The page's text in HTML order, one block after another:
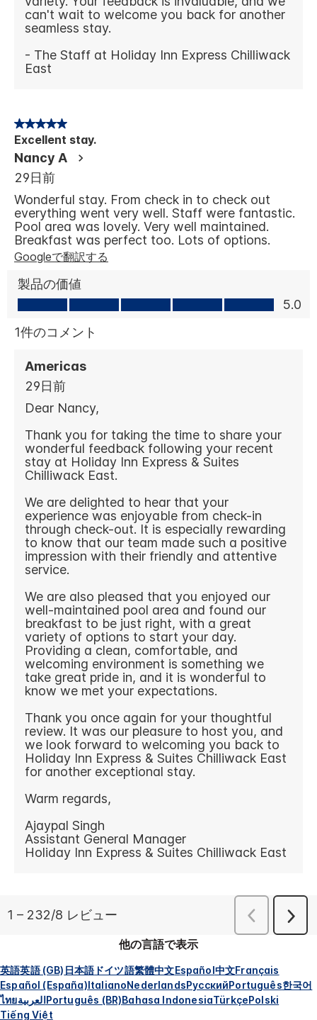
他の言語で表示
英語英語 (GB) 日本語 ドイツ語繁體中文Español中文Français
Español (España)ItalianoNederlandsРусскийPortuguês한국어
ไทยالعربيةPortuguês (BR)Bahasa IndonesiaTürkçePolski
Tiếng Việt